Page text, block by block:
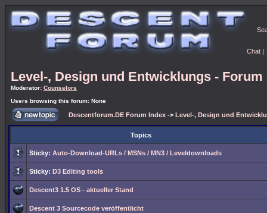
Chat |
Level-, Design und Entwicklungs - Forum
Moderator: Counselors
Users browsing this forum: None
Descentforum.DE Forum Index -> Level-, Design und
Topics
Sticky: Auto-Download-URLs / MSNs / MN3 / Leveldownloads
Sticky: D3 Editing tools
Descent3 1.5 OS - aktueller Stand
Descent 3 Sourcecode veröffentlicht